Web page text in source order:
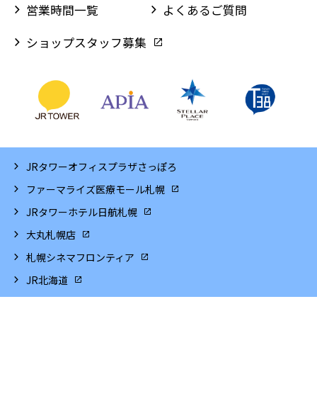
ーを堪能でき、Bean to Barの新たな可能性の発信源に
なっていきます。
営業時間一覧
よくあるご質問
ショップスタッフ募集
JRタワーオフィスプラザさっぽろ
ファーマライズ医療モール札幌
JRタワーホテル日航札幌
大丸札幌店
札幌シネマフロンティア
JR北海道